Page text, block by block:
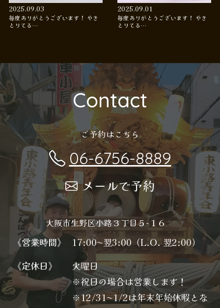
2025.09.03
毎度ありがとうございます！ やき
とりてる…
2025.09.01
毎度ありがとうございます！ やき
とりてる…
Contact
ご予約はこちら
06-6756-8889
メールで予約
大阪市生野区小路３丁目５−１６
《営業時間》
17:00〜翌3:00（L.O. 翌2:00）
《定休日》
火曜日
※祝日の場合は営業します！
※12/31〜1/2は年末年始休暇とな